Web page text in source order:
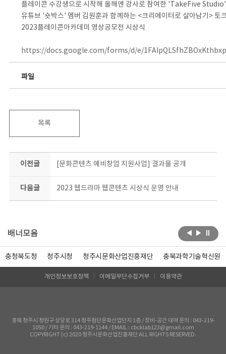
플레이콘 수강생으로 시작해 올해엔 강사로 참여한 'TakeFive
유튜브 '숏박스' 멤버 김원훈과 함께하는 <크리에이터로 살아남기> 토
2023플레이콘아카데미 영상공모전 시상식
https://docs.google.com/forms/d/e/
파일
목록
이전글 [문화콘텐츠 예비창업 지원사업] 결과물 공개
다음글 2023 웹드라마 웹콘텐츠 시상식 운영 안내
배너모음
충청북도청 청주시청 청주시문화산업진흥재단 충북과학기술혁신원
개인정보보호정책 이메일무단수집거부 이용약관
충북 청주시 청원구 상당로 314 청주첨단문화산업단지 1층 / 장비-공간 대여 문의 : 043-219-
1050 / 기타 문의 : 043-219-1144 / EMAIL : cbcklab123@gmail.com
COPYRIGHT (c) 2020 청주시문화산업진흥재단 ALL RIGHTS RESERVED.